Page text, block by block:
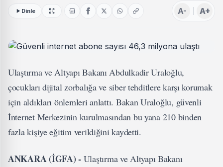
Dinle A- A+
Ulaştırma ve Altyapı Bakanı Abdulkadir Uraloğlu,
çocukları dijital zorbalığa ve siber tehditlere karşı korumak
için aldıkları önlemleri anlattı. Bakan Uraloğlu, güvenli
İnternet Merkezinin kurulmasından bu yana 210 binden
fazla kişiye eğitim verildiğini kaydetti.
ANKARA (İGFA) - Ulaştırma ve Altyapı Bakanı